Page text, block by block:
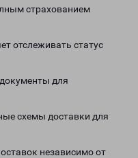
страхованием
отслеживать статус
для
схемы доставки для
независимо от